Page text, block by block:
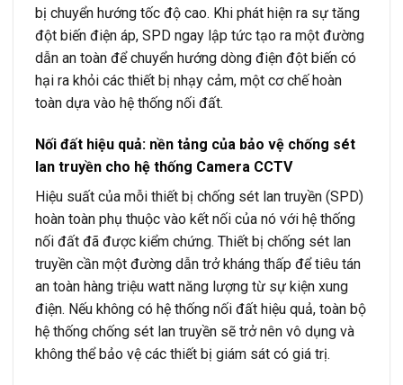
bị chuyển hướng tốc độ cao. Khi phát hiện ra sự tăng
đột biến điện áp, SPD ngay lập tức tạo ra một đường
dẫn an toàn để chuyển hướng dòng điện đột biến có
hại ra khỏi các thiết bị nhạy cảm, một cơ chế hoàn
toàn dựa vào hệ thống nối đất.
Nối đất hiệu quả: nền tảng của bảo vệ chống sét
lan truyền cho hệ thống Camera CCTV
Hiệu suất của mỗi thiết bị chống sét lan truyền (SPD)
hoàn toàn phụ thuộc vào kết nối của nó với hệ thống
nối đất đã được kiểm chứng. Thiết bị chống sét lan
truyền cần một đường dẫn trở kháng thấp để tiêu tán
an toàn hàng triệu watt năng lượng từ sự kiện xung
điện. Nếu không có hệ thống nối đất hiệu quả, toàn bộ
hệ thống chống sét lan truyền sẽ trở nên vô dụng và
không thể bảo vệ các thiết bị giám sát có giá trị.